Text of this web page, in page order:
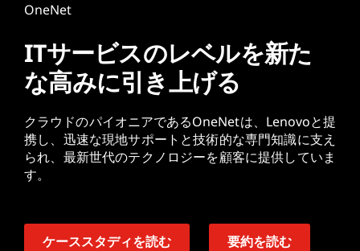
OneNet
ITサービスのレベルを新た
な高みに引き上げる
クラウドのパイオニアであるOneNetは、Lenovoと提
携し、迅速な現地サポートと技術的な専門知識に支え
られ、最新世代のテクノロジーを顧客に提供していま
す。
ケーススタディを読む 要約を読む